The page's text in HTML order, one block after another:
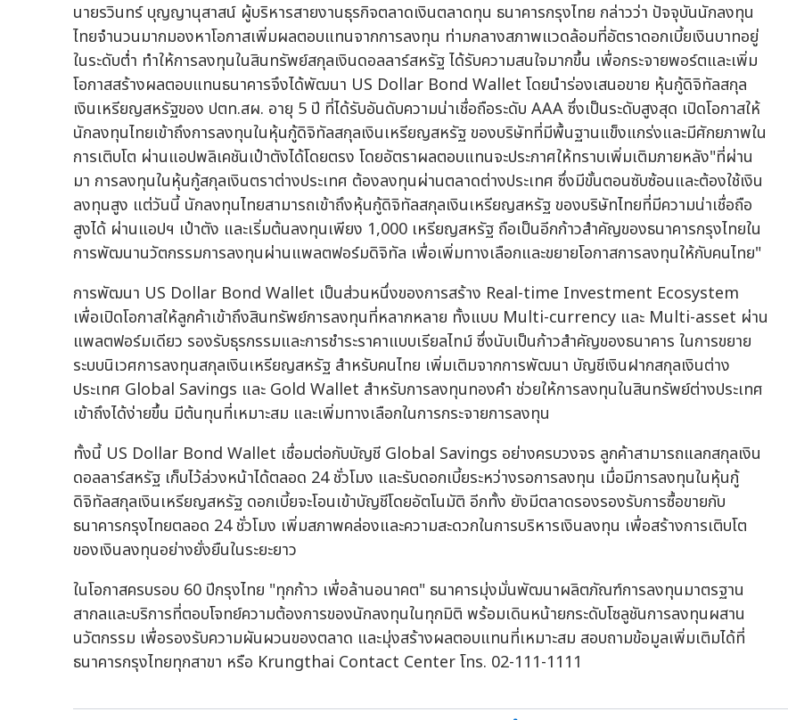
นายรวินทร์ บุญญานุสาสน์ ผู้บริหารสายงานธุรกิจตลาดเงินตลาดทุน ธนาคารกรุงไทย กล่าวว่า ปัจจุบันนักลงทุน
ไทยจำนวนมากมองหาโอกาสเพิ่มผลตอบแทนจากการลงทุน ท่ามกลางสภาพแวดล้อมที่อัตราดอกเบี้ยเงินบาทอยู่
ในระดับต่ำ ทำให้การลงทุนในสินทรัพย์สกุลเงินดอลลาร์สหรัฐ ได้รับความสนใจมากขึ้น เพื่อกระจายพอร์ตและเพิ่ม
โอกาสสร้างผลตอบแทนธนาคารจึงได้พัฒนา US Dollar Bond Wallet โดยนำร่องเสนอขาย หุ้นกู้ดิจิทัลสกุล
เงินเหรียญสหรัฐของ ปตท.สผ. อายุ 5 ปี ที่ได้รับอันดับความน่าเชื่อถือระดับ AAA ซึ่งเป็นระดับสูงสุด เปิดโอกาสให้
นักลงทุนไทยเข้าถึงการลงทุนในหุ้นกู้ดิจิทัลสกุลเงินเหรียญสหรัฐ ของบริษัทที่มีพื้นฐานแข็งแกร่งและมีศักยภาพใน
การเติบโต ผ่านแอปพลิเคชันเป๋าตังได้โดยตรง โดยอัตราผลตอบแทนจะประกาศให้ทราบเพิ่มเติมภายหลัง"ที่ผ่าน
มา การลงทุนในหุ้นกู้สกุลเงินตราต่างประเทศ ต้องลงทุนผ่านตลาดต่างประเทศ ซึ่งมีขั้นตอนซับซ้อนและต้องใช้เงิน
ลงทุนสูง แต่วันนี้ นักลงทุนไทยสามารถเข้าถึงหุ้นกู้ดิจิทัลสกุลเงินเหรียญสหรัฐ ของบริษัทไทยที่มีความน่าเชื่อถือ
สูงได้ ผ่านแอปฯ เป๋าตัง และเริ่มต้นลงทุนเพียง 1,000 เหรียญสหรัฐ ถือเป็นอีกก้าวสำคัญของธนาคารกรุงไทยใน
การพัฒนานวัตกรรมการลงทุนผ่านแพลตฟอร์มดิจิทัล เพื่อเพิ่มทางเลือกและขยายโอกาสการลงทุนให้กับคนไทย"
การพัฒนา US Dollar Bond Wallet เป็นส่วนหนึ่งของการสร้าง Real-time Investment Ecosystem
เพื่อเปิดโอกาสให้ลูกค้าเข้าถึงสินทรัพย์การลงทุนที่หลากหลาย ทั้งแบบ Multi-currency และ Multi-asset ผ่าน
แพลตฟอร์มเดียว รองรับธุรกรรมและการชำระราคาแบบเรียลไทม์ ซึ่งนับเป็นก้าวสำคัญของธนาคาร ในการขยาย
ระบบนิเวศการลงทุนสกุลเงินเหรียญสหรัฐ สำหรับคนไทย เพิ่มเติมจากการพัฒนา บัญชีเงินฝากสกุลเงินต่าง
ประเทศ Global Savings และ Gold Wallet สำหรับการลงทุนทองคำ ช่วยให้การลงทุนในสินทรัพย์ต่างประเทศ
เข้าถึงได้ง่ายขึ้น มีต้นทุนที่เหมาะสม และเพิ่มทางเลือกในการกระจายการลงทุน
ทั้งนี้ US Dollar Bond Wallet เชื่อมต่อกับบัญชี Global Savings อย่างครบวงจร ลูกค้าสามารถแลกสกุลเงิน
ดอลลาร์สหรัฐ เก็บไว้ล่วงหน้าได้ตลอด 24 ชั่วโมง และรับดอกเบี้ยระหว่างรอการลงทุน เมื่อมีการลงทุนในหุ้นกู้
ดิจิทัลสกุลเงินเหรียญสหรัฐ ดอกเบี้ยจะโอนเข้าบัญชีโดยอัตโนมัติ อีกทั้ง ยังมีตลาดรองรองรับการซื้อขายกับ
ธนาคารกรุงไทยตลอด 24 ชั่วโมง เพิ่มสภาพคล่องและความสะดวกในการบริหารเงินลงทุน เพื่อสร้างการเติบโต
ของเงินลงทุนอย่างยั่งยืนในระยะยาว
ในโอกาสครบรอบ 60 ปีกรุงไทย "ทุกก้าว เพื่อล้านอนาคต" ธนาคารมุ่งมั่นพัฒนาผลิตภัณฑ์การลงทุนมาตรฐาน
สากลและบริการที่ตอบโจทย์ความต้องการของนักลงทุนในทุกมิติ พร้อมเดินหน้ายกระดับโซลูชันการลงทุนผสาน
นวัตกรรม เพื่อรองรับความผันผวนของตลาด และมุ่งสร้างผลตอบแทนที่เหมาะสม สอบถามข้อมูลเพิ่มเติมได้ที่
ธนาคารกรุงไทยทุกสาขา หรือ Krungthai Contact Center โทร. 02-111-1111